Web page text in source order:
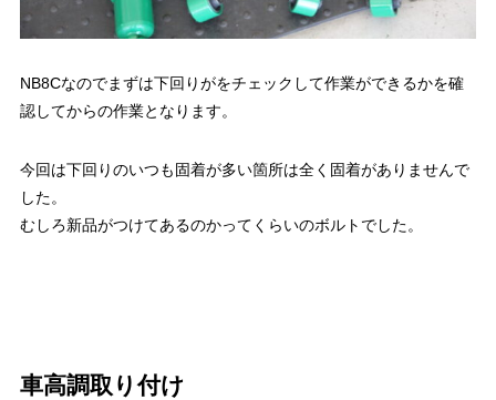
NB8Cなのでまずは下回りがをチェックして作業ができるかを確
認してからの作業となります。
今回は下回りのいつも固着が多い箇所は全く固着がありませんで
した。
むしろ新品がつけてあるのかってくらいのボルトでした。
車高調取り付け